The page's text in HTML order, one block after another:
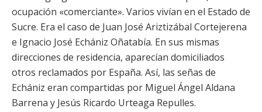
ocupación «comerciante». Varios vivían en el Estado de
Sucre. Era el caso de Juan José Ariztizábal Cortejerena
e Ignacio José Echániz Oñatabía. En sus mismas
direcciones de residencia, aparecían domiciliados
otros reclamados por España. Así, las señas de
Echániz eran compartidas por Miguel Ángel Aldana
Barrena y Jesús Ricardo Urteaga Repulles.